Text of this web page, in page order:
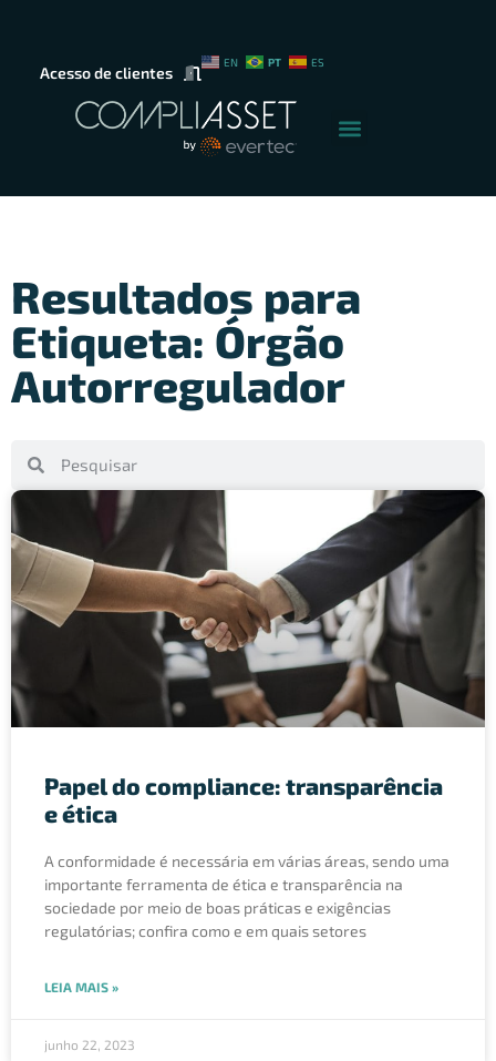
Acesso de clientes
EN PT ES
Resultados para
Etiqueta: Órgão
Autorregulador
Papel do compliance: transparência
e ética
A conformidade é necessária em várias áreas, sendo uma
importante ferramenta de ética e transparência na
sociedade por meio de boas práticas e exigências
regulatórias; confira como e em quais setores
LEIA MAIS »
junho 22, 2023